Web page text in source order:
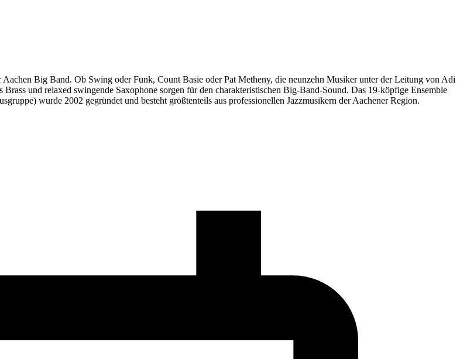
Big Band. Ob Swing oder Funk, Count Basie oder Pat Metheny, die neunzehn Musiker unter der Leitung von Adi
und relaxed swingende Saxophone sorgen für den charakteristischen Big-Band-Sound. Das 19-köpfige Ensemble
wurde 2002 gegründet und besteht größtenteils aus professionellen Jazzmusikern der Aachener Region.